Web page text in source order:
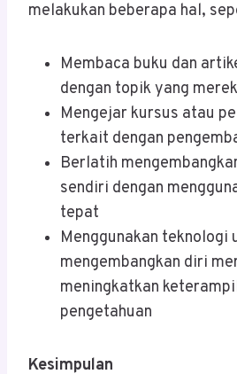
melakukan beberapa hal,
Membaca buku dan
dengan topik yang
Mengejar kursus atau
terkait dengan
Berlatih
sendiri dengan
tepat
Menggunakan teknologi
mengembangkan diri
meningkatkan
pengetahuan
Kesimpulan